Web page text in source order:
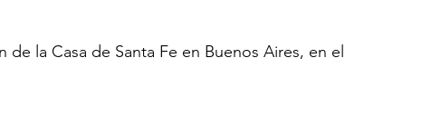
la Casa de Santa Fe en Buenos Aires, en el